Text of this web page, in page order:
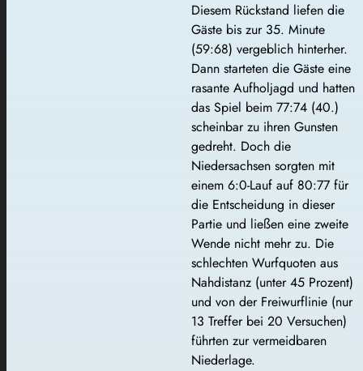
Diesem Rückstand liefen die
Gäste bis zur 35. Minute
(59:68) vergeblich hinterher.
Dann starteten die Gäste eine
rasante Aufholjagd und hatten
das Spiel beim 77:74 (40.)
scheinbar zu ihren Gunsten
gedreht. Doch die
Niedersachsen sorgten mit
einem 6:0-Lauf auf 80:77 für
die Entscheidung in dieser
Partie und ließen eine zweite
Wende nicht mehr zu. Die
schlechten Wurfquoten aus
Nahdistanz (unter 45 Prozent)
und von der Freiwurflinie (nur
13 Treffer bei 20 Versuchen)
führten zur vermeidbaren
Niederlage.